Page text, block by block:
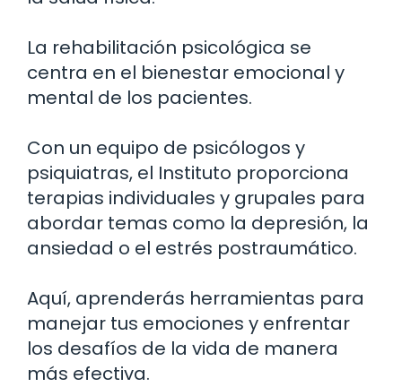
La rehabilitación psicológica se
centra en el bienestar emocional y
mental de los pacientes.
Con un equipo de psicólogos y
psiquiatras, el Instituto proporciona
terapias individuales y grupales para
abordar temas como la depresión, la
ansiedad o el estrés postraumático.
Aquí, aprenderás herramientas para
manejar tus emociones y enfrentar
los desafíos de la vida de manera
más efectiva.